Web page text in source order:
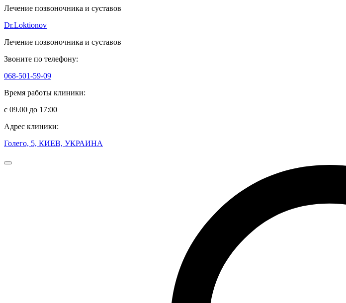
Лечение позвоночника и суставов
Dr.Loktionov
Лечение позвоночника и суставов
Звоните по телефону:
068-501-59-09
Время работы клиники:
с 09.00 до 17:00
Адрес клиники:
Голего, 5, КИЕВ, УКРАИНА